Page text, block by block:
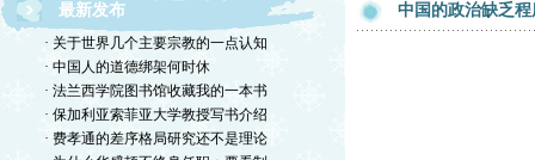
最新发布
· 关于世界几个主要宗教的一点认知
· 中国人的道德绑架何时休
· 法兰西学院图书馆收藏我的一本书
· 保加利亚索菲亚大学教授写书介绍
· 费孝通的差序格局研究还不是理论
中国的政治缺乏